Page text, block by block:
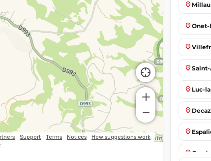
place Millau
place Onet-
place
place
place Luc-
place
place
place